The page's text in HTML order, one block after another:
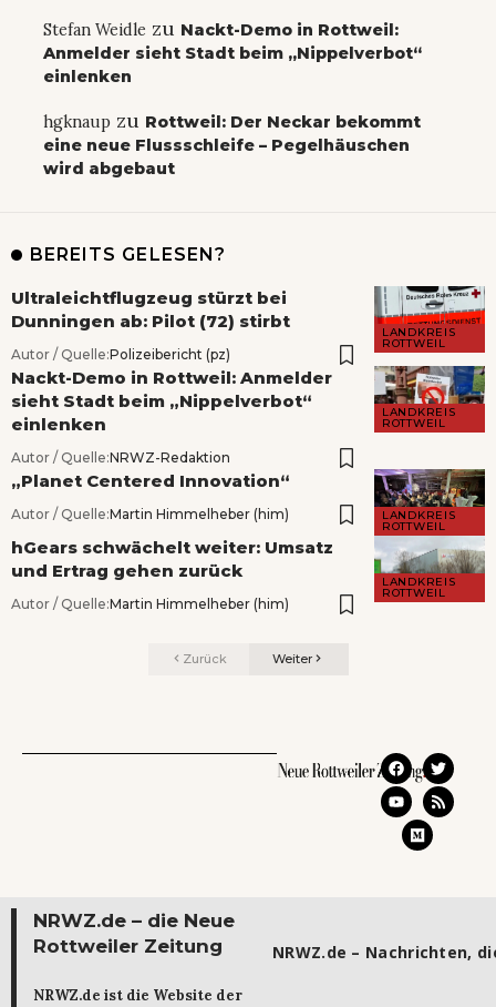
Stefan Weidle zu Nackt-Demo in Rottweil:
Anmelder sieht Stadt beim „Nippelverbot“
einlenken
hgknaup zu Rottweil: Der Neckar bekommt
eine neue Flussschleife – Pegelhäuschen
wird abgebaut
BEREITS GELESEN?
LANDKREIS
ROTTWEIL
Ultraleichtflugzeug stürzt bei
Dunningen ab: Pilot (72) stirbt
Autor / Quelle:Polizeibericht (pz)
LANDKREIS
ROTTWEIL
Nackt-Demo in Rottweil: Anmelder
sieht Stadt beim „Nippelverbot“
einlenken
Autor / Quelle:NRWZ-Redaktion
LANDKREIS
ROTTWEIL
„Planet Centered Innovation“
Autor / Quelle:Martin Himmelheber (him)
LANDKREIS
ROTTWEIL
hGears schwächelt weiter: Umsatz
und Ertrag gehen zurück
Autor / Quelle:Martin Himmelheber (him)
Zurück Weiter
NRWZ.de – die Neue
Rottweiler Zeitung
NRWZ.de ist die Website der
NRWZ.de – Nachrichten,